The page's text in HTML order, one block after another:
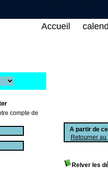
A partir de
Retourner au
Relver les
Accueil
compte de